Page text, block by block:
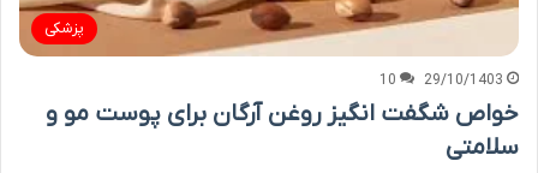
پزشکی
29/10/1403
10
خواص شگفت انگیز روغن آرگان برای پوست مو و
سلامتی